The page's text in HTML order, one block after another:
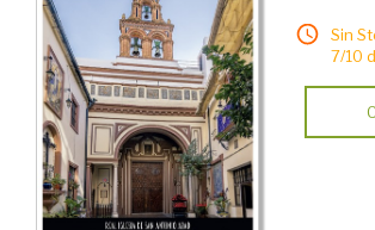
Sin
7/10